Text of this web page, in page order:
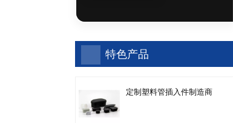
特色产品
定制塑料管插入件制造商